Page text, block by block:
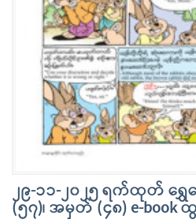
၂၉-၁၁-၂၀၂၅ ရက်ထုတ် ရွှ
(၅၇)၊ အမှတ် (၄၈) e-book